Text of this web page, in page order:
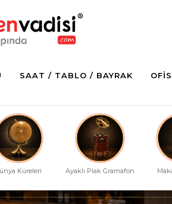
SAAT / TABLO / BAYRAK
Küreleri Ayaklı Plak Gramafon